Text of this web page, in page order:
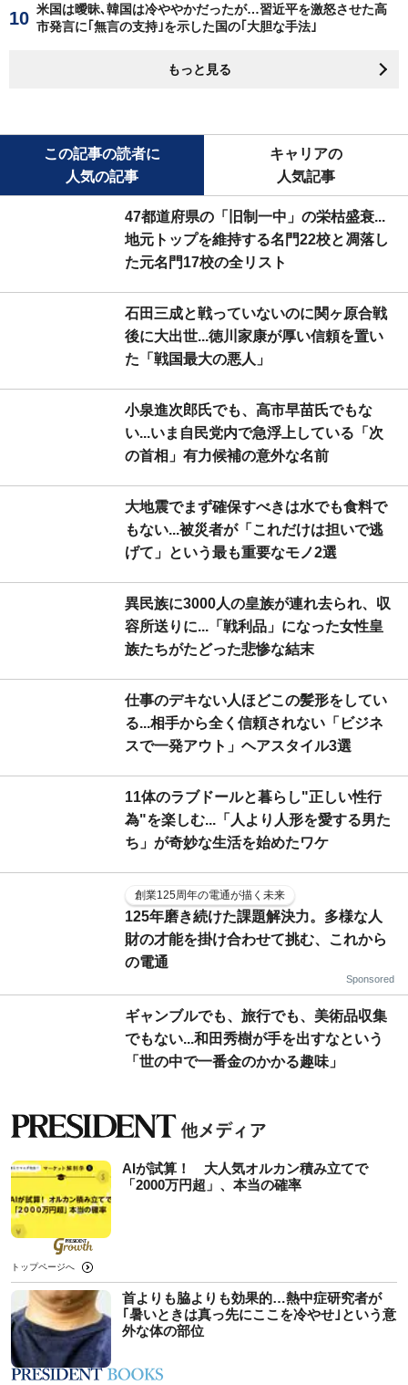
米国は曖昧､韓国は冷ややかだったが…習近平を激怒させた高
市発言に｢無言の支持｣を示した国の｢大胆な手法｣
もっと見る
この記事の読者に
人気の記事
キャリアの
人気記事
47都道府県の「旧制一中」の栄枯盛衰...
地元トップを維持する名門22校と凋落し
た元名門17校の全リスト
石田三成と戦っていないのに関ヶ原合戦
後に大出世...徳川家康が厚い信頼を置い
た「戦国最大の悪人」
小泉進次郎氏でも、高市早苗氏でもな
い...いま自民党内で急浮上している「次
の首相」有力候補の意外な名前
大地震でまず確保すべきは水でも食料で
もない...被災者が「これだけは担いで逃
げて」という最も重要なモノ2選
異民族に3000人の皇族が連れ去られ、収
容所送りに...「戦利品」になった女性皇
族たちがたどった悲惨な結末
仕事のデキない人ほどこの髪形をしてい
る...相手から全く信頼されない「ビジネ
スで一発アウト」ヘアスタイル3選
11体のラブドールと暮らし"正しい性行
為"を楽しむ...「人より人形を愛する男た
ち」が奇妙な生活を始めたワケ
創業125周年の電通が描く未来
125年磨き続けた課題解決力。多様な人
財の才能を掛け合わせて挑む、これから
の電通
Sponsored
ギャンブルでも、旅行でも、美術品収集
でもない...和田秀樹が手を出すなという
「世の中で一番金のかかる趣味」
AIが試算！ 大人気オルカン積み立てで
「2000万円超」、本当の確率
トップページへ
首よりも脇よりも効果的…熱中症研究者が
｢暑いときは真っ先にここを冷やせ｣という意
外な体の部位